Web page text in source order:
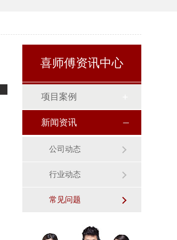
喜师傅资讯中心
项目案例
新闻资讯
公司动态
行业动态
常见问题